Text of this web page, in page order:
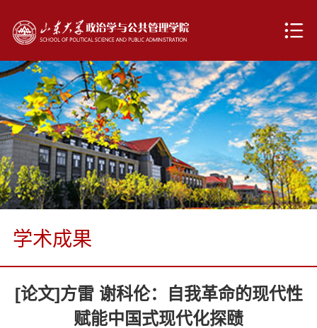
学术成果
[论文]方雷 谢科伦：自我革命的现代性
赋能中国式现代化探赜